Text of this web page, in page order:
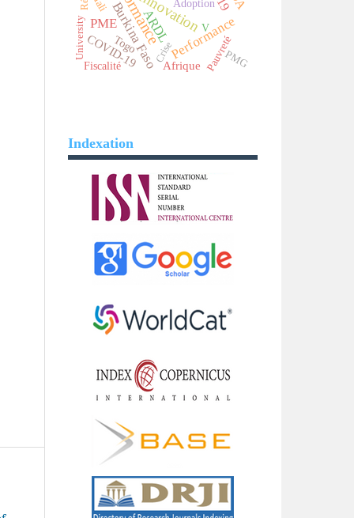
Innovation
Performance
Burkina Faso
ARDL
PME
Afrique
COVID-19
Adoption
Togo Pauvreté
Fiscalité
V
PMG
University Crise
Indexation